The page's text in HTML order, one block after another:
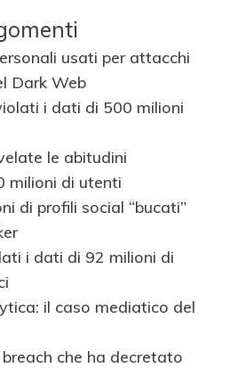
usati per attacchi
Dark Web
i dati di 500 milioni
le abitudini
milioni di utenti
di profili social “bucati”
i dati di 92 milioni di
il caso mediatico del
che ha decretato